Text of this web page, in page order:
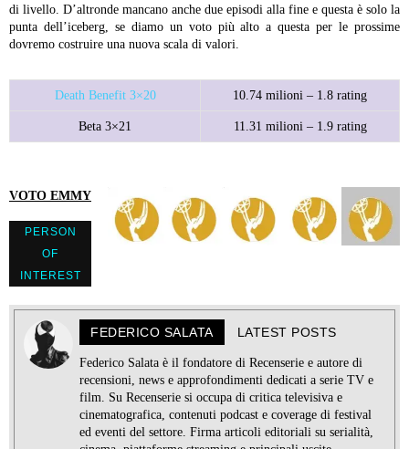
di livello. D’altronde mancano anche due episodi alla fine e questa è solo la
punta dell’iceberg, se diamo un voto più alto a questa per le prossime
dovremo costruire una nuova scala di valori.
Death Benefit 3×20 10.74 milioni – 1.8 rating
Beta 3×21 11.31 milioni – 1.9 rating
VOTO EMMY
PERSON
OF
INTEREST
FEDERICO SALATA LATEST POSTS
Federico Salata è il fondatore di Recenserie e autore di
recensioni, news e approfondimenti dedicati a serie TV e
film. Su Recenserie si occupa di critica televisiva e
cinematografica, contenuti podcast e coverage di festival
ed eventi del settore. Firma articoli editoriali su serialità,